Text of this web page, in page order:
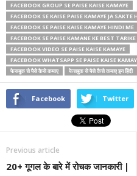
FACEBOOK GROUP SE PAISE KAISE KAMAYE
FACEBOOK SE KAISE PAISE KAMAYE JA SAKTE
FACEBOOK SE PAISE KAISE KAMAYE HINDI ME
FACEBOOK SE PAISE KAMANE KE BEST TARIKE
FACEBOOK VIDEO SE PAISE KAISE KAMAYE
FACEBOOK WHATSAPP SE PAISE KAISE
फेसबुक से पैसे कैसे कमाए
फेसबुक से पैसे कैसे कमाए इन हिंदी
Facebook Twitter
Previous article
20+ गूगल के बारे में रोचक जानकारी |